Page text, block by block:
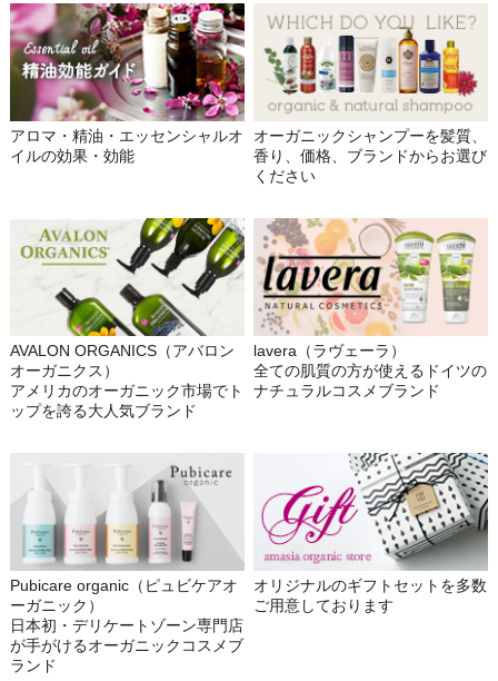
アロマ・精油・エッセンシャルオ
イルの効果・効能
オーガニックシャンプーを髪質、
香り、価格、ブランドからお選び
ください
AVALON ORGANICS（アバロン
オーガニクス）
アメリカのオーガニック市場でト
ップを誇る大人気ブランド
lavera（ラヴェーラ）
全ての肌質の方が使えるドイツの
ナチュラルコスメブランド
Pubicare organic（ピュビケアオ
ーガニック）
日本初・デリケートゾーン専門店
が手がけるオーガニックコスメブ
ランド
オリジナルのギフトセットを多数
ご用意しております